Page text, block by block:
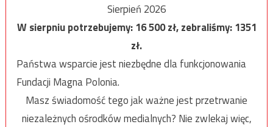
Sierpień 2026
W sierpniu potrzebujemy:16 500zł, zebraliśmy:1351
zł.
Państwa wsparcie jest niezbędne dla funkcjonowania
Fundacji Magna Polonia.
Masz świadomość tego jak ważne jest przetrwanie
niezależnych ośrodków medialnych? Nie zwlekaj więc,